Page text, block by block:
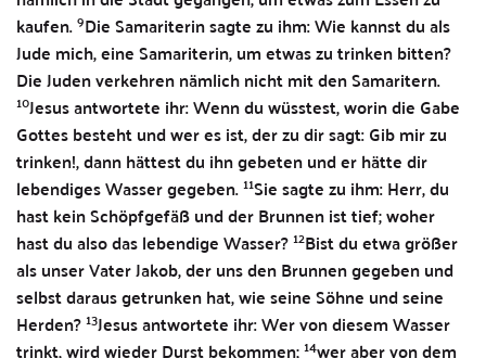
kaufen.9Die Samariterin sagte zu ihm: Wie kannst du als
Jude mich, eine Samariterin, um etwas zu trinken bitten?
Die Juden verkehren nämlich nicht mit den Samaritern.
10Jesus antwortete ihr: Wenn du wüsstest, worin die Gabe
Gottes besteht und wer es ist, der zu dir sagt: Gib mir zu
trinken!, dann hättest du ihn gebeten und er hätte dir
lebendiges Wasser gegeben.11Sie sagte zu ihm: Herr, du
hast kein Schöpfgefäß und der Brunnen ist tief; woher
hast du also das lebendige Wasser?12Bist du etwa größer
als unser Vater Jakob, der uns den Brunnen gegeben und
selbst daraus getrunken hat, wie seine Söhne und seine
Herden?13Jesus antwortete ihr: Wer von diesem Wasser
trinkt, wird wieder Durst bekommen;14wer aber von dem